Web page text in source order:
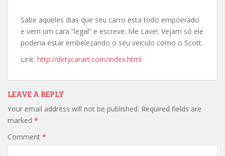
Sabe aqueles dias que seu carro esta todo empoerado
e vem um cara “legal” e escreve: Me Lave!. Vejam só ele
poderia estar embelezando o seu veiculo como o Scott.
Link: http://dirtycarart.com/index.html
LEAVE A REPLY
Your email address will not be published. Required fields are
marked *
Comment *